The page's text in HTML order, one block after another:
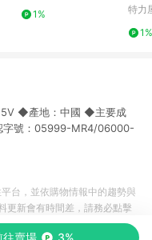
1%
特力
1%
◆產地：中國 ◆主要成
字號：05999-MR4/06000-
往賣場 3%
台，並依購物情報中的趨勢與
更新會有時間差，請務必點擊
，一切資訊以合作廠商網頁為